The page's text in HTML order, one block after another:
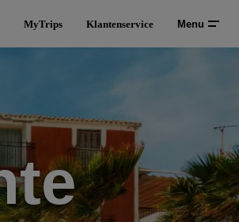
MyTrips Klantenservice Menu